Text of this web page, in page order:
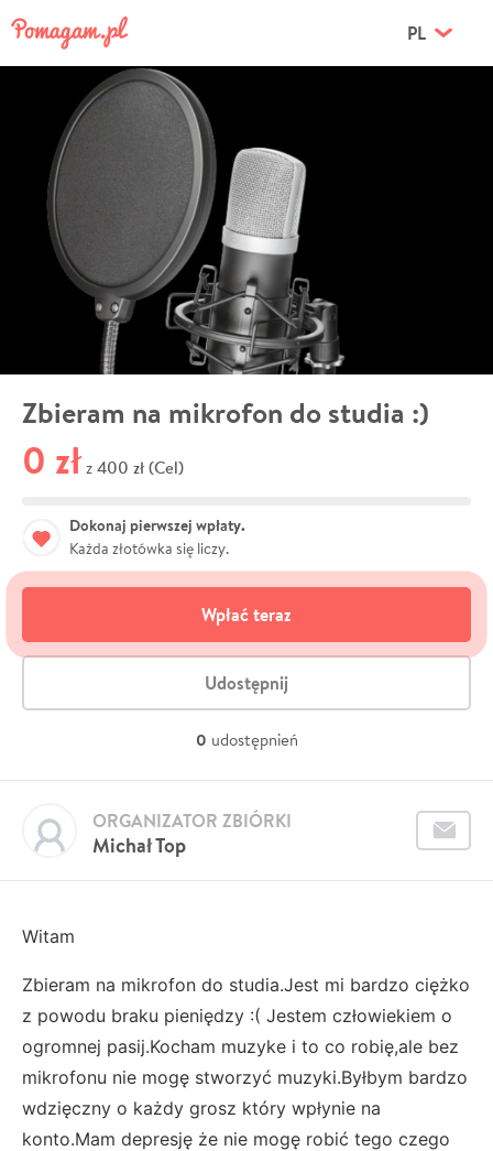
PL
Zbieram na mikrofon do studia :)
0 zł z 400 zł (Cel)
Dokonaj pierwszej wpłaty.
Każda złotówka się liczy.
Wpłać teraz
Udostępnij
0 udostępnień
Michał Top
ORGANIZATOR ZBIÓRKI
Witam
Zbieram na mikrofon do studia.Jest mi bardzo ciężko
z powodu braku pieniędzy :( Jestem człowiekiem o
ogromnej pasij.Kocham muzyke i to co robię,ale bez
mikrofonu nie mogę stworzyć muzyki.Byłbym bardzo
wdzięczny o każdy grosz który wpłynie na
konto.Mam depresję że nie mogę robić tego czego